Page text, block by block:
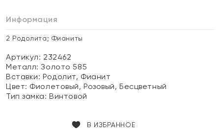
Информация
2 Родолита; Фианиты
Артикул: 232462
Металл:Золото 585
Вставки:Родолит, Фианит
Цвет: Фиолетовый, Розовый, Бесцветный
Тип замка:Винтовой
В ИЗБРАННОЕ